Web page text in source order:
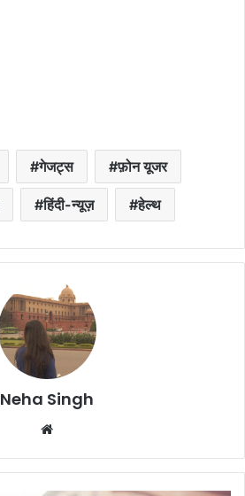
गेजट्स फ़ोन यूजर
हिंदी-न्यूज़ हेल्थ
Neha Singh
te